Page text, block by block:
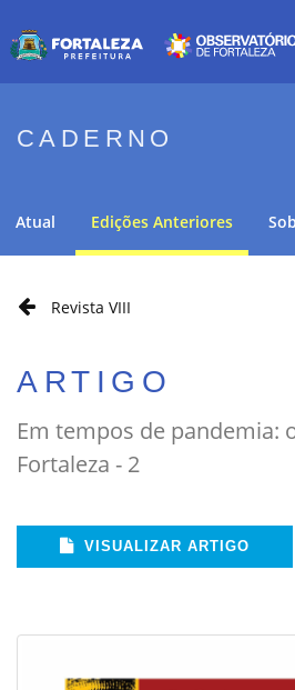
CADERNO
Atual Edições Anteriores
Revista VIII
ARTIGO
Em tempos de pandemia:
Fortaleza - 2
VISUALIZAR ARTIGO